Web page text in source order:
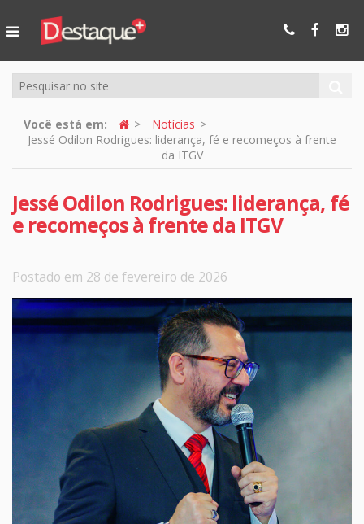
Online
Você está em:
Notícias
Jessé Odilon Rodrigues: liderança, fé e recomeços à frente
da ITGV
Jessé Odilon Rodrigues: liderança, fé
e recomeços à frente da ITGV
Postado em 28 de fevereiro de 2026